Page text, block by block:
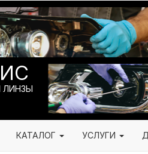
ЛИНЗЫ
КАТАЛОГ УСЛУГИ